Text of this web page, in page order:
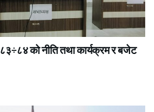
को नीति तथा कार्यक्रम र बजेट